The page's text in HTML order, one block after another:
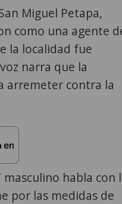
Miguel Petapa,
como una agente
la localidad fue
narra que la
arremeter contra la
habla con
por las medidas de